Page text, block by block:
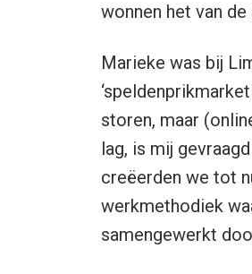
wonnen het van de
Marieke was bij
storen, maar
lag, is mij
creëerden we tot
werkmethodiek
samengewerkt